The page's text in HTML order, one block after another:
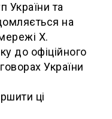
України та
на
Х.
до офіційного
України
ці